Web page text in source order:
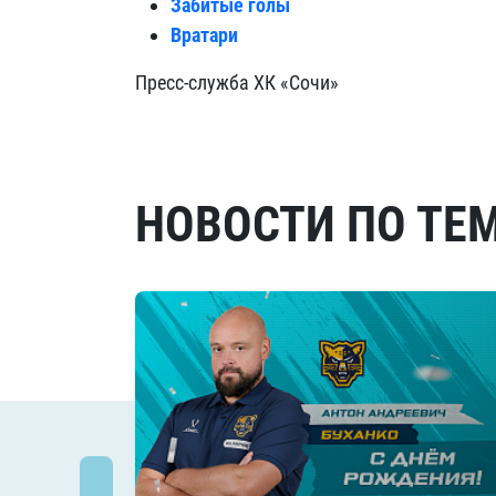
Забитые голы
Вратари
Пресс-служба ХК «Сочи»
НОВОСТИ ПО